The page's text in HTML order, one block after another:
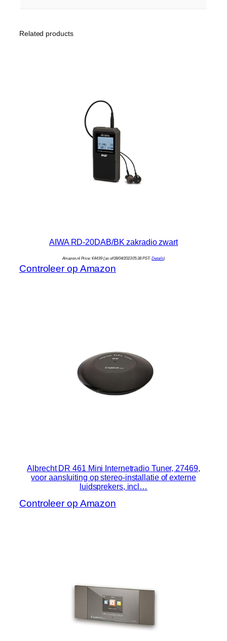
Related products
AIWA RD-20DAB/BK zakradio zwart
Amazon.nl Price: €44.99(as of 08/04/2023 05:38 PST-Details)
Controleer op Amazon
Albrecht DR 461 Mini Internetradio Tuner, 27469,
voor aansluiting op stereo-installatie of externe
luidsprekers, incl…
Controleer op Amazon